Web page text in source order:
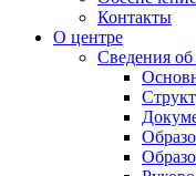
Контакты
О центре
Сведения об